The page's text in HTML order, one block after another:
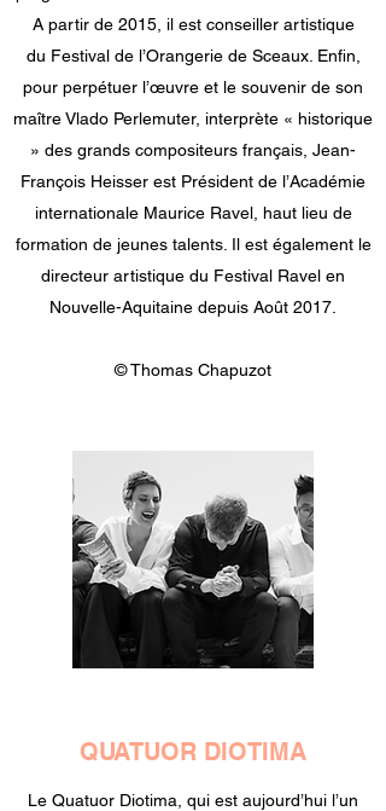
A partir de 2015, il est conseiller artistique
du Festival de l’Orangerie de Sceaux. Enfin,
pour perpétuer l’œuvre et le souvenir de son
maître Vlado Perlemuter, interprète « historique
» des grands compositeurs français, Jean-
François Heisser est Président de l’Académie
internationale Maurice Ravel, haut lieu de
formation de jeunes talents. Il est également le
directeur artistique du Festival Ravel en
Nouvelle-Aquitaine depuis Août 2017.
© Thomas Chapuzot
QUATUOR DIOTIMA
Le Quatuor Diotima, qui est aujourd’hui l’un